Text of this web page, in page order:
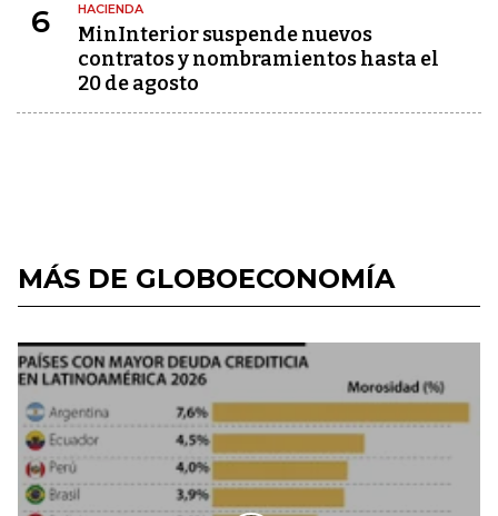
6 HACIENDA
MinInterior suspende nuevos
contratos y nombramientos hasta el
20 de agosto
MÁS DE GLOBOECONOMÍA